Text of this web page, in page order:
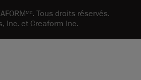
MC. Tous droits réservés.
Inc. et Creaform Inc.